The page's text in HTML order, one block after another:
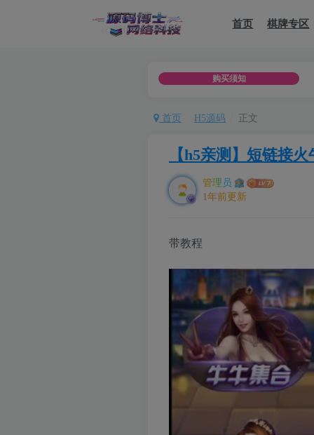
首页 棋牌专区
购买须知
及分享他（她）人，如用于违法用途，或者商业用途，一律用于
首页 H5源码 正文
【h5亲测】短链接
管理员
1年前更新
带教程